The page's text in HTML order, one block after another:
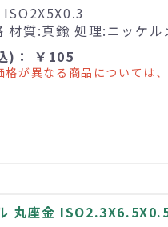
材質:真鍮 処理:ニッケル
)： ￥105
が異なる商品については
丸座金